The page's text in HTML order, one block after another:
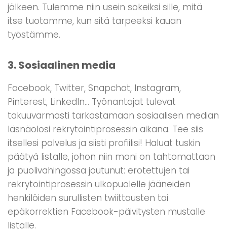
jälkeen. Tulemme niin usein sokeiksi sille, mitä
itse tuotamme, kun sitä tarpeeksi kauan
työstämme.
3. Sosiaalinen media
Facebook, Twitter, Snapchat, Instagram,
Pinterest, LinkedIn… Työnantajat tulevat
takuuvarmasti tarkastamaan sosiaalisen median
läsnäolosi rekrytointiprosessin aikana. Tee siis
itsellesi palvelus ja siisti profiilisi! Haluat tuskin
päätyä listalle, johon niin moni on tahtomattaan
ja puolivahingossa joutunut: erotettujen tai
rekrytointiprosessin ulkopuolelle jääneiden
henkilöiden surullisten twiittausten tai
epäkorrektien Facebook-päivitysten mustalle
listalle.